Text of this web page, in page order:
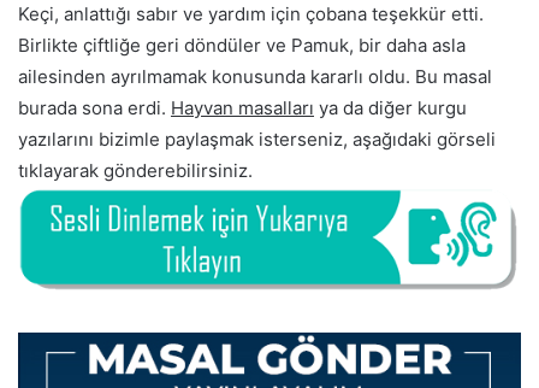
Keçi, anlattığı sabır ve yardım için çobana teşekkür etti.
Birlikte çiftliğe geri döndüler ve Pamuk, bir daha asla
ailesinden ayrılmamak konusunda kararlı oldu. Bu masal
burada sona erdi. Hayvan masalları ya da diğer kurgu
yazılarını bizimle paylaşmak isterseniz, aşağıdaki görseli
tıklayarak gönderebilirsiniz.